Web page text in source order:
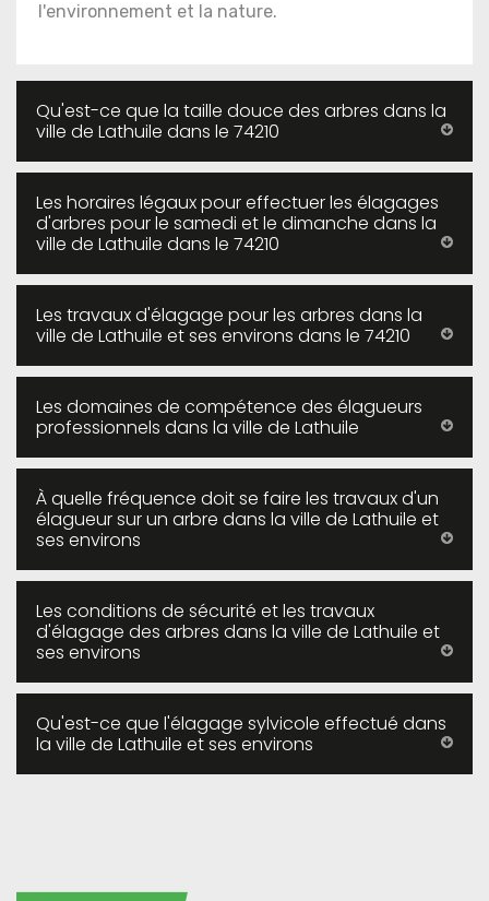
l'environnement et la nature.
Qu'est-ce que la taille douce des arbres dans la
ville de Lathuile dans le 74210
Les horaires légaux pour effectuer les élagages
d'arbres pour le samedi et le dimanche dans la
ville de Lathuile dans le 74210
Les travaux d'élagage pour les arbres dans la
ville de Lathuile et ses environs dans le 74210
Les domaines de compétence des élagueurs
professionnels dans la ville de Lathuile
À quelle fréquence doit se faire les travaux d'un
élagueur sur un arbre dans la ville de Lathuile et
ses environs
Les conditions de sécurité et les travaux
d'élagage des arbres dans la ville de Lathuile et
ses environs
Qu'est-ce que l'élagage sylvicole effectué dans
la ville de Lathuile et ses environs